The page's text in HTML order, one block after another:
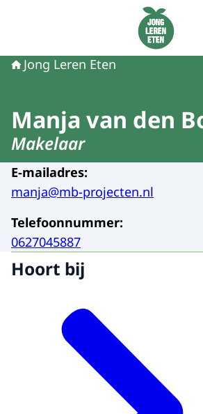
Naar de homepage van
Jong Leren Eten
Manja van den
Makelaar
E-mailadres:
manja@mb-projecten.nl
Telefoonnummer:
0627045887
Hoort bij